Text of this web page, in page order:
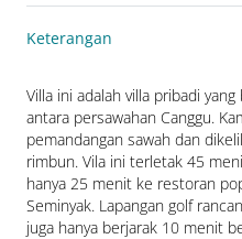
Keterangan
Villa ini adalah villa pribadi
antara persawahan Canggu.
pemandangan sawah dan
rimbun. Vila ini terletak 45
hanya 25 menit ke restoran
Seminyak. Lapangan golf
juga hanya berjarak 10 menit